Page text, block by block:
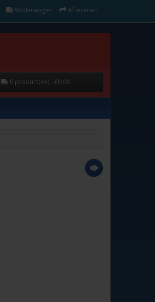
Winkelwagen Afrekenen
0 product(en) - €0,00